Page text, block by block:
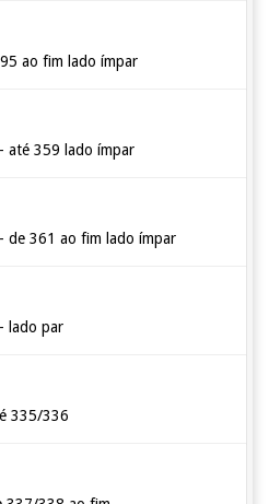
ao fim lado ímpar
até 359 lado ímpar
de 361 ao fim lado ímpar
lado par
335/336